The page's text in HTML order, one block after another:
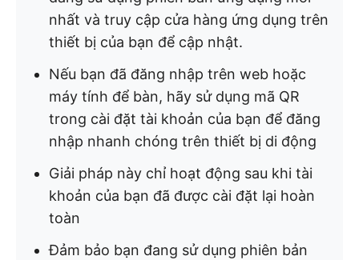
nhất và truy cập cửa hàng ứng dụng trên
thiết bị của bạn để cập nhật.
Nếu bạn đã đăng nhập trên web hoặc
máy tính để bàn, hãy sử dụng mã QR
trong cài đặt tài khoản của bạn để đăng
nhập nhanh chóng trên thiết bị di động
Giải pháp này chỉ hoạt động sau khi tài
khoản của bạn đã được cài đặt lại hoàn
toàn
Đảm bảo bạn đang sử dụng phiên bản